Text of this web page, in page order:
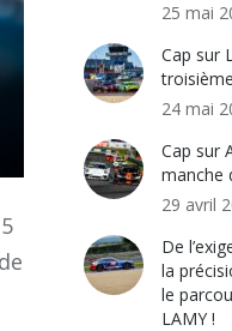
25 mai
Cap sur
24 mai
Cap sur
manche
29 avril
De
la
le
LAMY !